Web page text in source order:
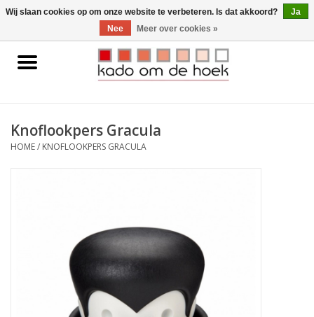
0 Artikelen - €0,00
Home
Gadgets
Knoflookpers Gracula
HOME/ KNOFLOOKPERS GRACULA
Wij slaan cookies op om onze website te verbeteren. Is dat akkoord?
Ja
Nee
Meer over cookies »